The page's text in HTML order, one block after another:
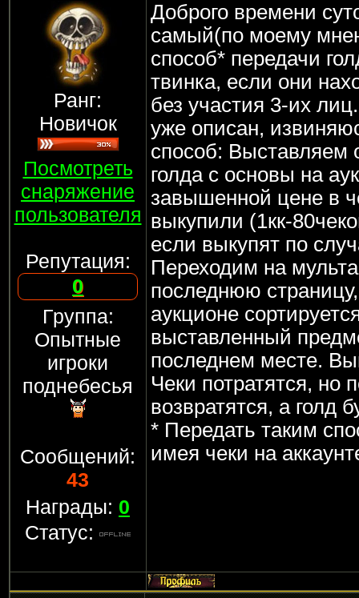
Ранг:
Новичок
Посмотреть
снаряжение
пользователя
Репутация:
0
Группа:
Опытные
игроки
поднебесья
Сообщений:
43
Награды: 0
Статус:
Доброго времени
самый(по моему
способ* передачи
твинка, если они
без участия 3-их
уже описан,
способ: Выставляем
голда с основы на
завышенной цене в
выкупили (1кк-
если выкупят по
Переходим на
последнюю
аукционе
выставленный
последнем месте.
Чеки потратятся, но
возвратятся, а голд
* Передать таким
имея чеки на